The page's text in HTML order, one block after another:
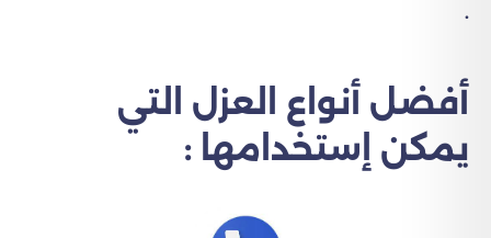
.
أفضل أنواع العزل التي
يمكن إستخدامها :